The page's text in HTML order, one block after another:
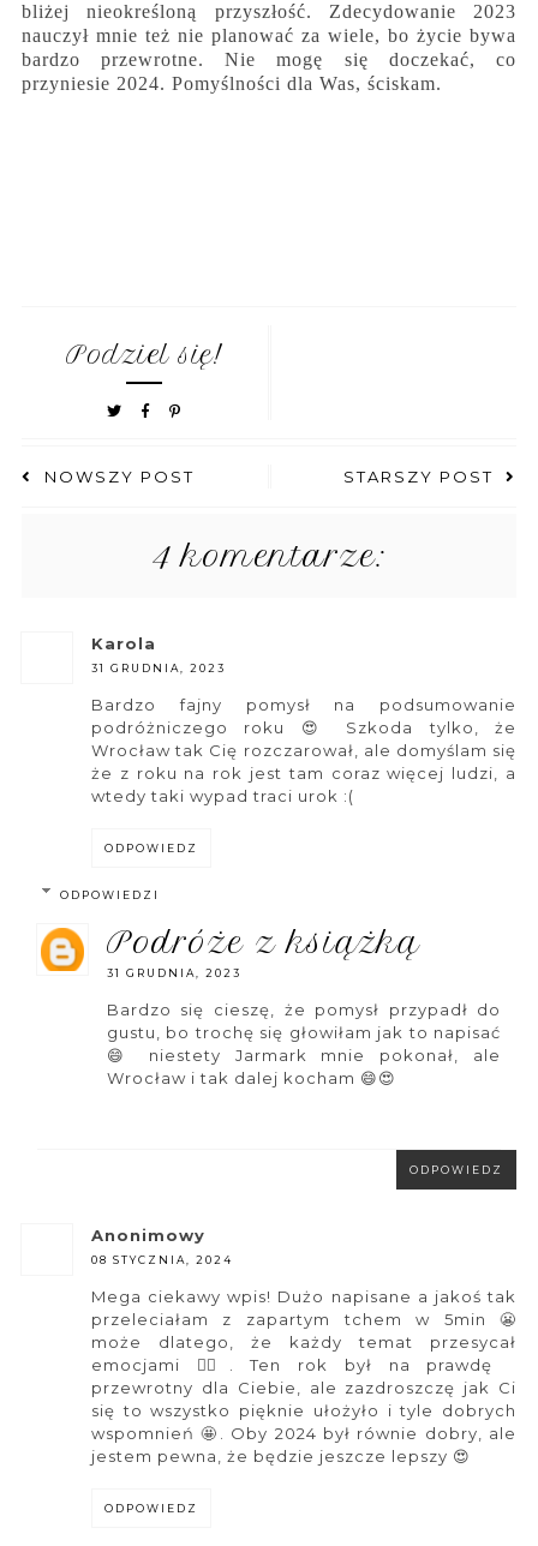
bliżej nieokreśloną przyszłość. Zdecydowanie 2023
nauczył mnie też nie planować za wiele, bo życie bywa
bardzo przewrotne. Nie mogę się doczekać, co
przyniesie 2024. Pomyślności dla Was, ściskam.
Podziel się!
NOWSZY POST STARSZY POST
4 komentarze:
karola
31 GRUDNIA, 2023
Bardzo fajny pomysł na podsumowanie
podróżniczego roku 😍 Szkoda tylko, że
Wrocław tak Cię rozczarował, ale domyślam się
że z roku na rok jest tam coraz więcej ludzi, a
wtedy taki wypad traci urok :(
ODPOWIEDZ
ODPOWIEDZI
podróże z książką
31 GRUDNIA, 2023
Bardzo się cieszę, że pomysł przypadł do
gustu, bo trochę się głowiłam jak to napisać
😄 niestety Jarmark mnie pokonał, ale
Wrocław i tak dalej kocham 😄😍
ODPOWIEDZ
anonimowy
08 STYCZNIA, 2024
Mega ciekawy wpis! Dużo napisane a jakoś tak
przeleciałam z zapartym tchem w 5min 😬
może dlatego, że każdy temat przesycał
emocjami 😵‍💫. Ten rok był na prawdę
przewrotny dla Ciebie, ale zazdroszczę jak Ci
się to wszystko pięknie ułożyło i tyle dobrych
wspomnień 🤩. Oby 2024 był równie dobry, ale
jestem pewna, że będzie jeszcze lepszy 😍
ODPOWIEDZ